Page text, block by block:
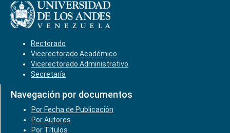
Rectorado
Vicerectorado Académico
Vicerectorado Administrativo
Secretaría
Navegación por documentos
Por Fecha de Publicación
Por Autores
Por Títulos